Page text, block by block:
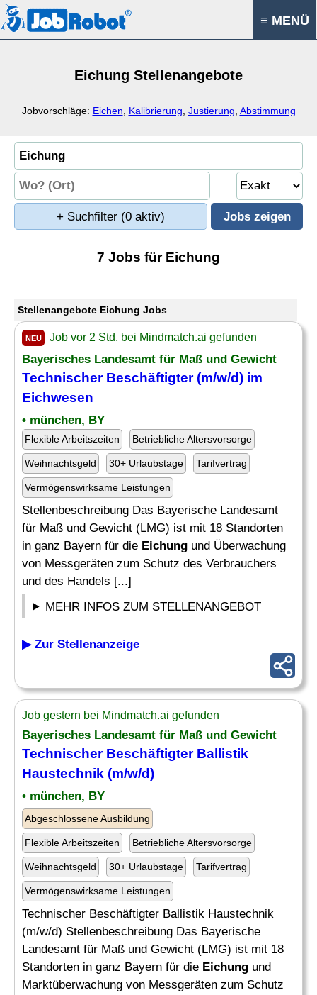
≡ MENÜ
Eichung Stellenangebote
Jobvorschläge: Eichen Kalibrierung Justierung Abstimmung
+ Suchfilter (0 aktiv)
7 Jobs für Eichung
Stellenangebote Eichung Jobs
NEU Job vor 2 Std. bei Mindmatch.ai gefunden
Bayerisches Landesamt für Maß und Gewicht
Technischer Beschäftigter (m/w/d) im
Eichwesen
• münchen, BY
Flexible Arbeitszeiten Betriebliche Altersvorsorge
Weihnachtsgeld 30+ Urlaubstage Tarifvertrag
Vermögenswirksame Leistungen
Stellenbeschreibung Das Bayerische Landesamt
für Maß und Gewicht (LMG) ist mit 18 Standorten
in ganz Bayern für die Eichung und Überwachung
von Messgeräten zum Schutz des Verbrauchers
und des Handels [...]
MEHR INFOS ZUM STELLENANGEBOT
▶ Zur Stellenanzeige
Job gestern bei Mindmatch.ai gefunden
Bayerisches Landesamt für Maß und Gewicht
Technischer Beschäftigter Ballistik
Haustechnik (m/w/d)
• münchen, BY
Abgeschlossene Ausbildung
Flexible Arbeitszeiten Betriebliche Altersvorsorge
Weihnachtsgeld 30+ Urlaubstage Tarifvertrag
Vermögenswirksame Leistungen
Technischer Beschäftigter Ballistik Haustechnik
(m/w/d) Stellenbeschreibung Das Bayerische
Landesamt für Maß und Gewicht (LMG) ist mit 18
Standorten in ganz Bayern für die Eichung und
Marktüberwachung von Messgeräten zum Schutz